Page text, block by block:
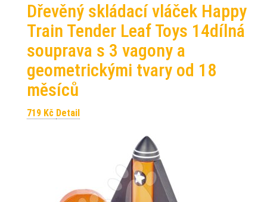
Dřevěný skládací vláček Happy
Train Tender Leaf Toys 14dílná
souprava s 3 vagony a
geometrickými tvary od 18
měsíců
719 Kč Detail